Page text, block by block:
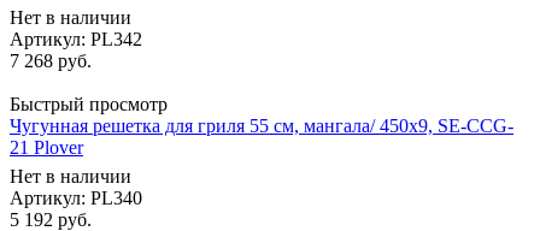
Нет в наличии
Артикул: PL342
7 268 руб.
Быстрый просмотр
Чугунная решетка для гриля 55 см, мангала/ 450х9, SE-CCG-
21 Plover
Нет в наличии
Артикул: PL340
5 192 руб.